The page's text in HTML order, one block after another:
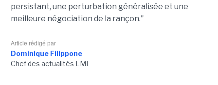
persistant, une perturbation généralisée et une
meilleure négociation de la rançon."
Article rédigé par
Dominique Filippone
Chef des actualités LMI